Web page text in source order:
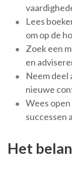
Lees
om op de
Zoek een
en
Neem
nieuwe
Wees
successen
Het